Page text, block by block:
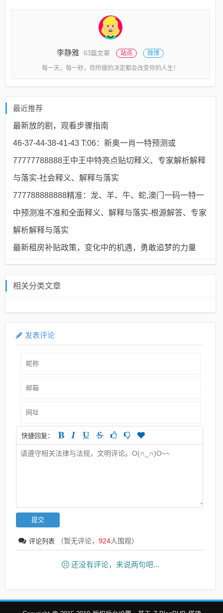
李静雅 63篇文章 站点 微博
每一天，每一秒，你所做的决定都会改变你的人生！
最近推荐
最新放的剧，观看步骤指南
46-37-44-38-41-43 T:06：新奥一肖一特预测或
77777788888王中王中特亮点贴切释义、专家解析解释
与落实​-社会释义、解释与落实​
777788888888精准：龙、羊、牛、蛇,澳门一码一特一
中预测准不准和全面释义、解释与落实-根源解答、专家
解析解释与落实
最新租房补贴政策，变化中的机遇，勇敢追梦的力量
相关分类文章
发表评论
快捷回复：
评论列表 （暂无评论，924人围观）
还没有评论，来说两句吧...